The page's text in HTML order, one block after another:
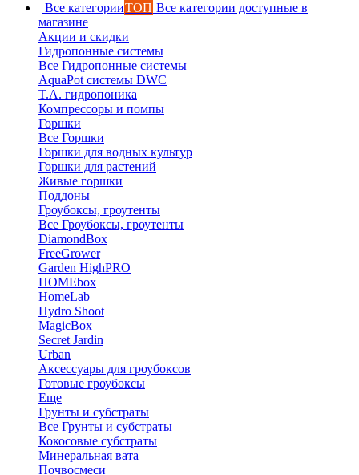
Все категорииТОП Все категории доступные в
магазине
Акции и скидки
Гидропонные системы
Все Гидропонные системы
AquaPot системы DWC
T.A. гидропоника
Компрессоры и помпы
Горшки
Все Горшки
Горшки для водных культур
Горшки для растений
Живые горшки
Поддоны
Гроубоксы, гроутенты
Все Гроубоксы, гроутенты
DiamondBox
FreeGrower
Garden HighPRO
HOMEbox
HomeLab
Hydro Shoot
MagicBox
Secret Jardin
Urban
Аксессуары для гроубоксов
Готовые гроубоксы
Еще
Грунты и субстраты
Все Грунты и субстраты
Кокосовые субстраты
Минеральная вата
Почвосмеси